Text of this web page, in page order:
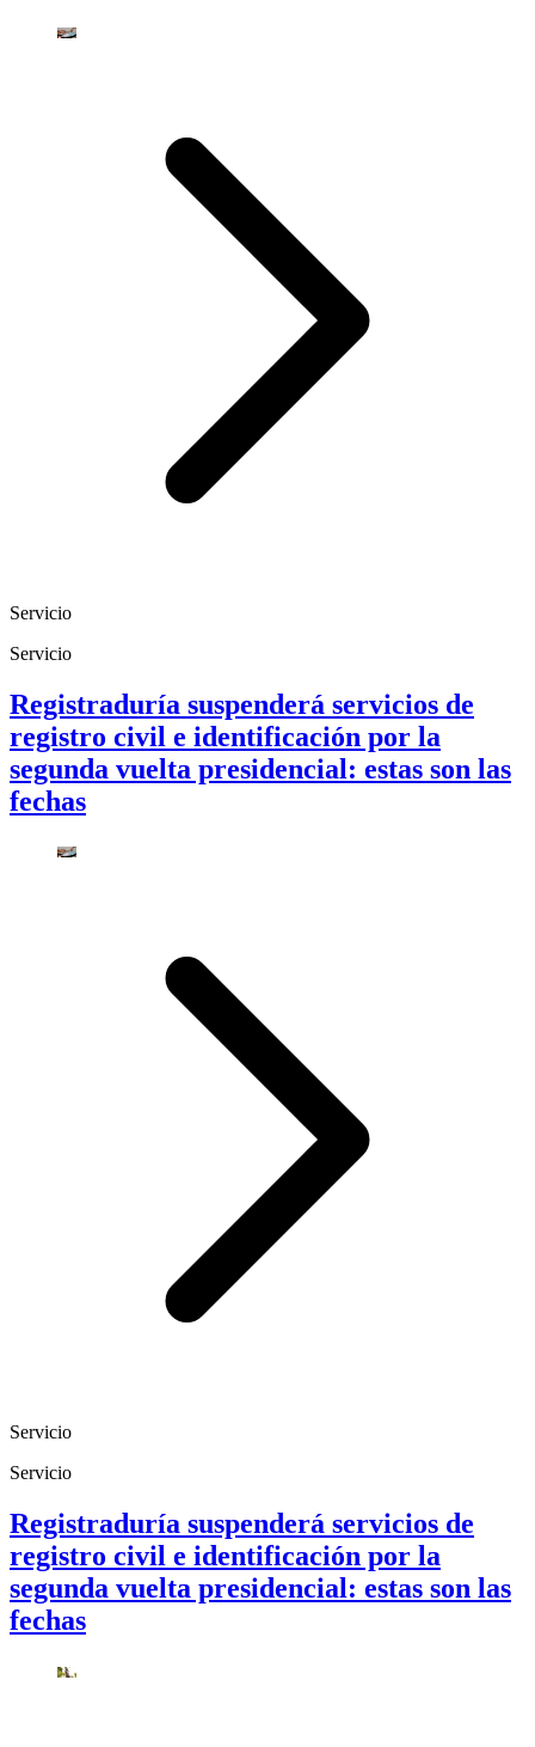
Servicio
Servicio
Registraduría suspenderá servicios de
registro civil e identificación por la
segunda vuelta presidencial: estas son las
fechas
Servicio
Servicio
Registraduría suspenderá servicios de
registro civil e identificación por la
segunda vuelta presidencial: estas son las
fechas